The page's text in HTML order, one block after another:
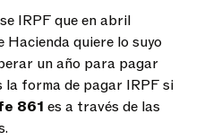
IRPF que en abril
Hacienda quiere lo suyo
un año para pagar
la forma de pagar IRPF si
861 es a través de las